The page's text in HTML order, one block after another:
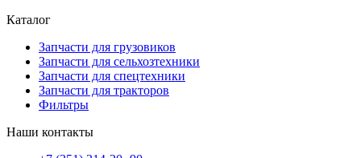
Каталог
Запчасти для грузовиков
Запчасти для сельхозтехники
Запчасти для спецтехники
Запчасти для тракторов
Фильтры
Наши контакты